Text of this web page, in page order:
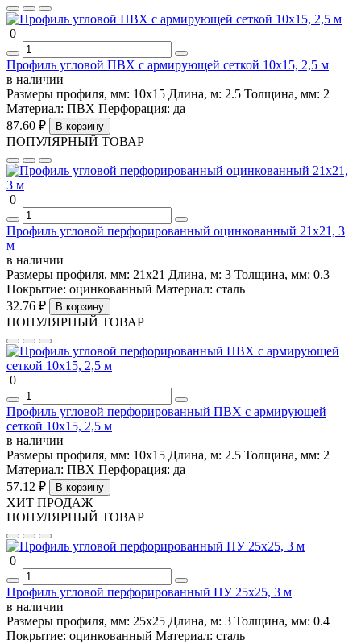
0
Профиль угловой ПВХ с армирующей сеткой 10х15, 2,5 м
в наличии
Размеры профиля, мм: 10х15 Длина, м: 2.5 Толщина, мм: 2
Материал: ПВХ Перфорация: да
87.60 ₽
В корзину
ПОПУЛЯРНЫЙ ТОВАР
0
Профиль угловой перфорированный оцинкованный 21х21, 3
м
в наличии
Размеры профиля, мм: 21х21 Длина, м: 3 Толщина, мм: 0.3
Покрытие: оцинкованный Материал: сталь
32.76 ₽
В корзину
ПОПУЛЯРНЫЙ ТОВАР
0
Профиль угловой перфорированный ПВХ с армирующей
сеткой 10х15, 2,5 м
в наличии
Размеры профиля, мм: 10х15 Длина, м: 2.5 Толщина, мм: 2
Материал: ПВХ Перфорация: да
57.12 ₽
В корзину
ХИТ ПРОДАЖ
ПОПУЛЯРНЫЙ ТОВАР
0
Профиль угловой перфорированный ПУ 25х25, 3 м
в наличии
Размеры профиля, мм: 25х25 Длина, м: 3 Толщина, мм: 0.4
Покрытие: оцинкованный Материал: сталь